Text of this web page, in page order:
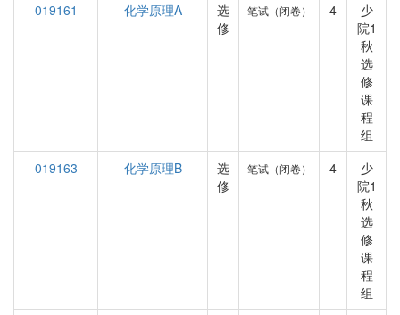
019161
化学原理A
选
修
笔试（闭卷） 4
少
院1
秋
选
修
课
程
组
019163
化学原理B
选
修
笔试（闭卷） 4
少
院1
秋
选
修
课
程
组